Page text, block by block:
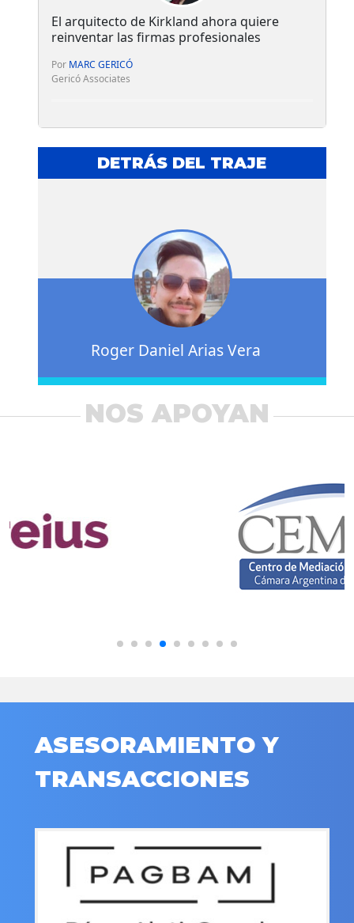
El arquitecto de Kirkland ahora quiere
reinventar las firmas profesionales
Por MARC GERICÓ
Gericó Associates
DETRÁS DEL TRAJE
Roger Daniel Arias Vera
NOS APOYAN
ASESORAMIENTO Y
TRANSACCIONES